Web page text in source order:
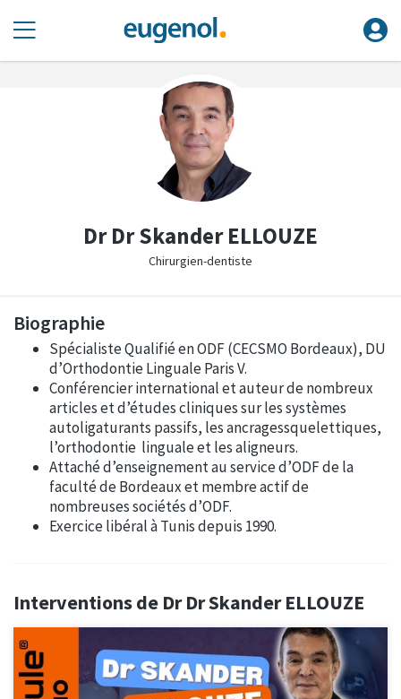
Dr Dr Skander ELLOUZE
Chirurgien-dentiste
Biographie
Spécialiste Qualifié en ODF (CECSMO Bordeaux), DU
d’Orthodontie Linguale Paris V.
Conférencier international et auteur de nombreux
articles et d’études cliniques sur les systèmes
autoligaturants passifs, les ancragessquelettiques,
l’orthodontie linguale et les aligneurs.
Attaché d’enseignement au service d’ODF de la
faculté de Bordeaux et membre actif de
nombreuses sociétés d’ODF.
Exercice libéral à Tunis depuis 1990.
Interventions de Dr Dr Skander ELLOUZE